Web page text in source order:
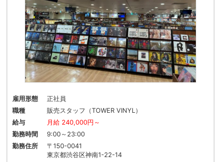
雇用形態
正社員
職種
販売スタッフ（TOWER VINYL）
給与
月給 240,000円～
勤務時間
9:00～23:00
勤務住所
〒150-0041
東京都渋谷区神南1-22-14